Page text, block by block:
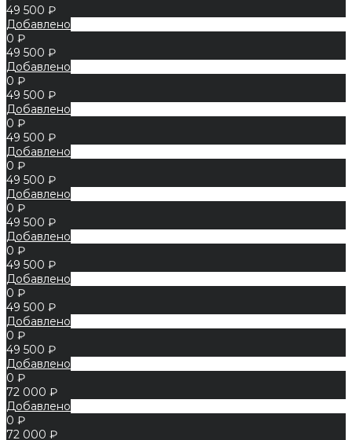
49 500 ₽
Добавлено
0 ₽
49 500 ₽
Добавлено
0 ₽
49 500 ₽
Добавлено
0 ₽
49 500 ₽
Добавлено
0 ₽
49 500 ₽
Добавлено
0 ₽
49 500 ₽
Добавлено
0 ₽
49 500 ₽
Добавлено
0 ₽
49 500 ₽
Добавлено
0 ₽
49 500 ₽
Добавлено
0 ₽
72 000 ₽
Добавлено
0 ₽
72 000 ₽